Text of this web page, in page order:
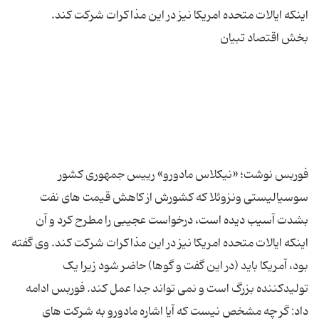
فوربس نوشت؛ «نیکلاس مادورو» رییس جمهوری کشور
سوسیالیستی ونزوئلا که کشورش از کاهش قیمت های نفت
بشدت آسیب دیده است، درخواست عجیبی را مطرح کرد و آن
اینکه ایالات متحده امریکا نیز در این مذاکرات شرکت کند. وی گفته
بود، آمریکا باید (در این گفت و گوها) حاضر شود زیرا یک
تولیدکننده بزرگ است و نمی تواند جدا عمل کند. فوربس ادامه
داد: گر چه مشخص نیست که آیا اشاره مادورو به شرکت های